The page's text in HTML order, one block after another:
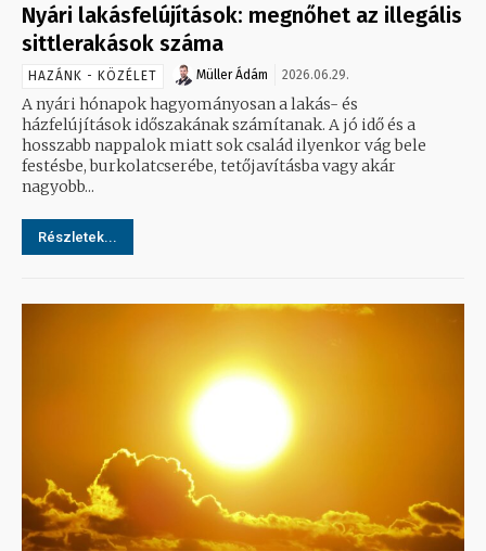
Nyári lakásfelújítások: megnőhet az illegális
sittlerakások száma
HAZÁNK - KÖZÉLET Müller Ádám 2026.06.29.
A nyári hónapok hagyományosan a lakás- és
házfelújítások időszakának számítanak. A jó idő és a
hosszabb nappalok miatt sok család ilyenkor vág bele
festésbe, burkolatcserébe, tetőjavításba vagy akár
nagyobb...
Részletek...